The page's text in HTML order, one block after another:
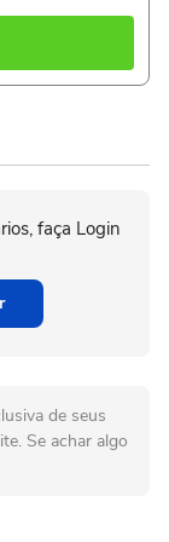
faça Login
de seus
Se achar algo